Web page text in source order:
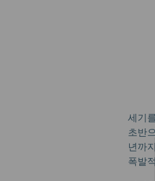
세기
초반
년까
폭발